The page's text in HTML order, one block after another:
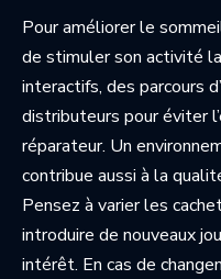
Pour améliorer le
de stimuler son activité
interactifs, des parcours
distributeurs pour éviter
réparateur. Un
contribue aussi à la
Pensez à varier les
introduire de nouveaux
intérêt. En cas de